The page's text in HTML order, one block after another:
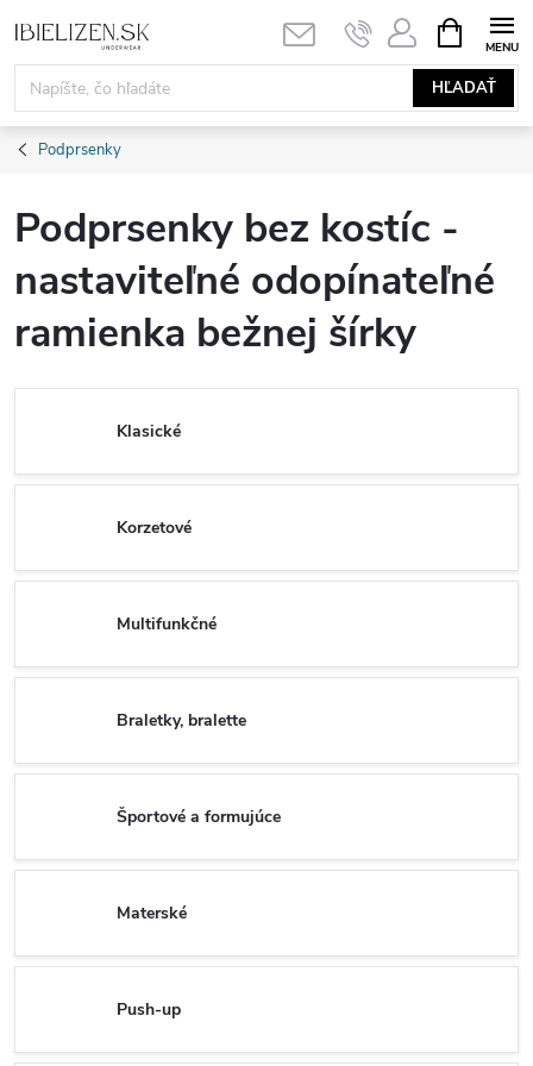
na
obsah
HĽADAŤ
KOŠÍK
Podprsenky
Podprsenky bez kostíc -
nastaviteľné odopínateľné
ramienka bežnej šírky
Klasické
Korzetové
Multifunkčné
Braletky, bralette
Športové a formujúce
Materské
Push-up